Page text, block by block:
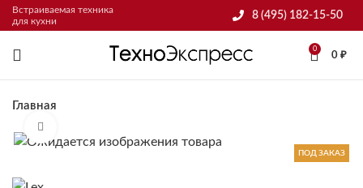
Встраиваемая техника
для кухни
8 (495) 182-15-50
0
0 ₽
Главная
ПОД ЗАКАЗ